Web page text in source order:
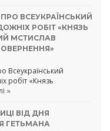
ВСЕУКРАЇНСЬКИЙ
РОБІТ «КНЯЗЬ
МСТИСЛАВ
робіт «Князь
»
ВІД ДНЯ
ГЕТЬМАНА